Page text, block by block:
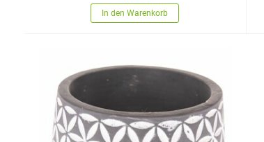
In den Warenkorb